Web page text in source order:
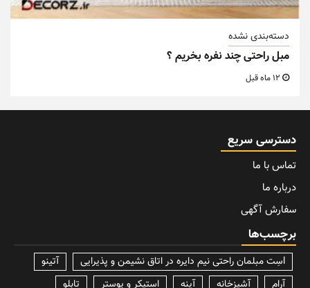
دسته‌بندی نشده
مبل راحتی چند نفره بخریم ؟
دسترسی سریع
تماس با ما
درباره ما
سفارش آگهی
برچسب‌ها
lسِت مبلمان راحتی نیم دایره در اتاق نشیمن و پذیرایی
آتینو
آرام
آشپزخانه آینه استیکر و پوستر
تابلو